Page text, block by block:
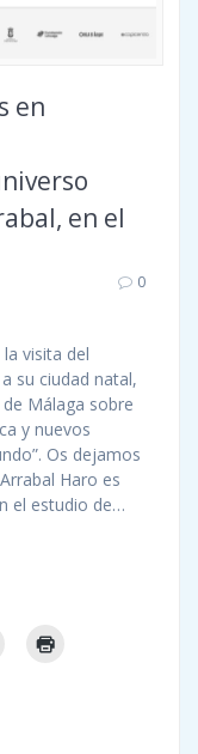
en
en el
0
visita del
su ciudad natal,
Málaga sobre
y nuevos
Os dejamos
Haro es
el estudio de…